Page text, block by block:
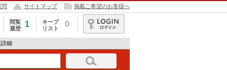
問 サイトマップ 掲載ご希望のお客様へ
閲覧
履歴
1
キープ
リスト
0
ログイン
細